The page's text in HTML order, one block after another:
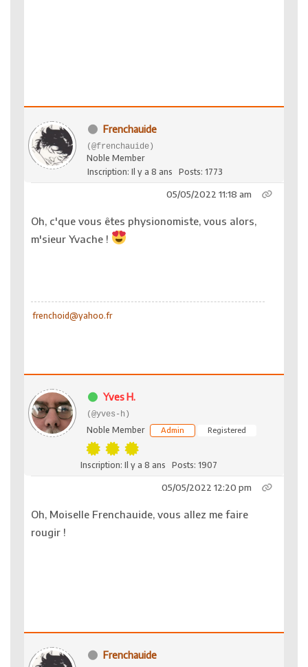
Frenchauide
(@frenchauide)
Noble Member
Inscription: Il y a 8 ans
Posts: 1773
05/05/2022 11:18 am
Oh, c'que vous êtes physionomiste, vous alors,
m'sieur Yvache !
frenchoid@yahoo.fr
Yves H.
(@yves-h)
Noble Member Admin Registered
Inscription: Il y a 8 ans Posts: 1907
05/05/2022 12:20 pm
Oh, Moiselle Frenchauide, vous allez me faire
rougir !
Frenchauide